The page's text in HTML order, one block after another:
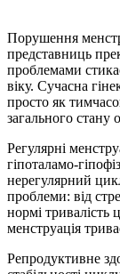
Порушення
представниць
проблемами
віку. Сучасна
просто як
загального стану
Регулярні
гіпоталамо-
нерегулярний
проблеми: від
нормі тривалість
менструація
Репродуктивне